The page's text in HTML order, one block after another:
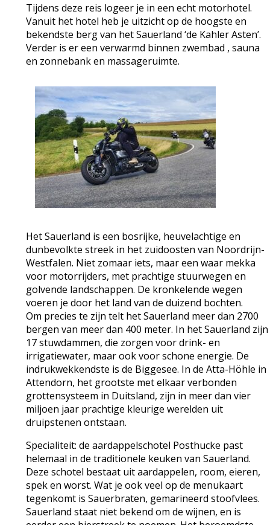
Tijdens deze reis logeer je in een echt motorhotel.
Vanuit het hotel heb je uitzicht op de hoogste en
bekendste berg van het Sauerland ‘de Kahler Asten’.
Verder is er een verwarmd binnen zwembad , sauna
en zonnebank en massageruimte.
Het Sauerland is een bosrijke, heuvelachtige en
dunbevolkte streek in het zuidoosten van Noordrijn-
Westfalen. Niet zomaar iets, maar een waar mekka
voor motorrijders, met prachtige stuurwegen en
golvende landschappen. De kronkelende wegen
voeren je door het land van de duizend bochten.
Om precies te zijn telt het Sauerland meer dan 2700
bergen van meer dan 400 meter. In het Sauerland zijn
17 stuwdammen, die zorgen voor drink- en
irrigatiewater, maar ook voor schone energie. De
indrukwekkendste is de Biggesee. In de Atta-Höhle in
Attendorn, het grootste met elkaar verbonden
grottensysteem in Duitsland, zijn in meer dan vier
miljoen jaar prachtige kleurige werelden uit
druipstenen ontstaan.
Specialiteit: de aardappelschotel Posthucke past
helemaal in de traditionele keuken van Sauerland.
Deze schotel bestaat uit aardappelen, room, eieren,
spek en worst. Wat je ook veel op de menukaart
tegenkomt is Sauerbraten, gemarineerd stoofvlees.
Sauerland staat niet bekend om de wijnen, en is